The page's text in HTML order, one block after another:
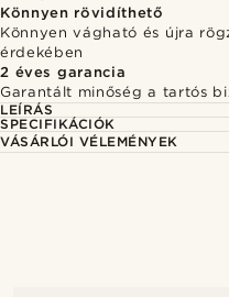
Könnyen rövidíthető
Könnyen vágható és újra
érdekében
2 éves garancia
Garantált minőség a tartós
LEÍRÁS
SPECIFIKÁCIÓK
VÁSÁRLÓI VÉLEMÉNYEK